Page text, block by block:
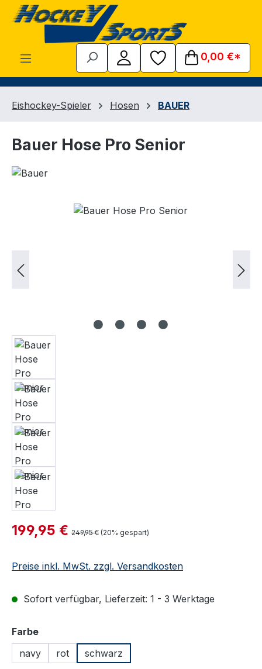
Zum Hauptinhalt springen
0,00 €*
Eishockey-Spieler Hosen BAUER
Bauer Hose Pro Senior
Bildergalerie überspringen
Verkaufspreis:
199,95 € Regulärer Preis:
249,95 € (20% gespart)
Preise inkl. MwSt. zzgl. Versandkosten
Sofort verfügbar, Lieferzeit: 1 - 3 Werktage
Farbeauswählen
navy
rot schwarz